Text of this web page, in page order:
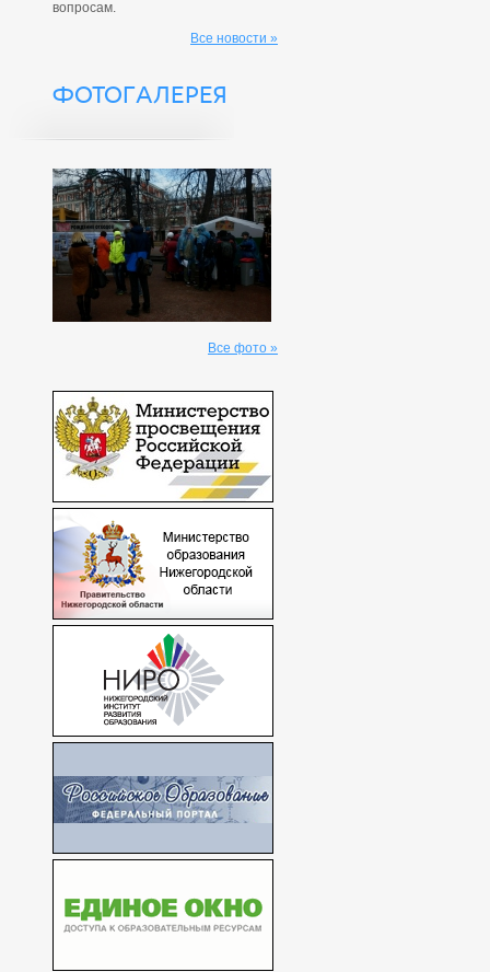
вопросам.
Все новости »
ФОТОГАЛЕРЕЯ
Все фото »